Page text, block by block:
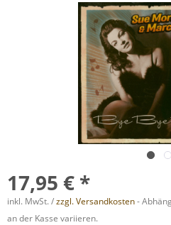
17,95 € *
inkl. MwSt. /zzgl. Versandkosten-
an der Kasse variieren.